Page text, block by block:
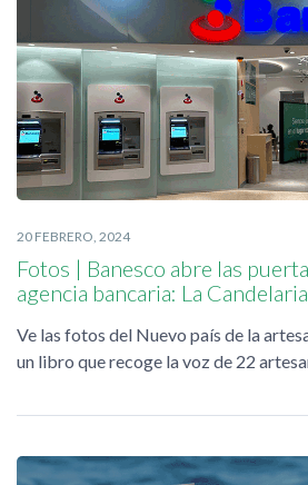
20 FEBRERO, 2024
Fotos | Banesco abre las
agencia bancaria: La
Ve las fotos del Nuevo país de la
un libro que recoge la voz de 22